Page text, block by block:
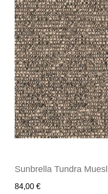
Sunbrella Tundra
84,00 €